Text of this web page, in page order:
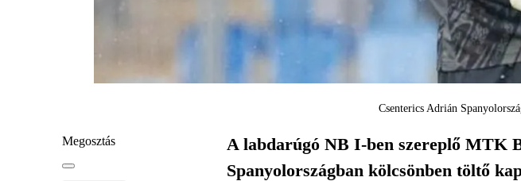
Csenterics Adrián
Megosztás
A labdarúgó NB I-ben szereplő MTK
Spanyolországban kölcsönben töltő